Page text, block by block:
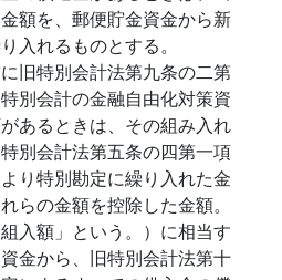
額を、郵便貯金資金から新
入れるものとする。
旧特別会計法第九条の二第
別会計の金融自由化対策資
あるときは、その組み入れ
別会計法第五条の四第一項
り特別勘定に繰り入れた金
らの金額を控除した金額。
入額」という。）に相当す
金から、旧特別会計法第十